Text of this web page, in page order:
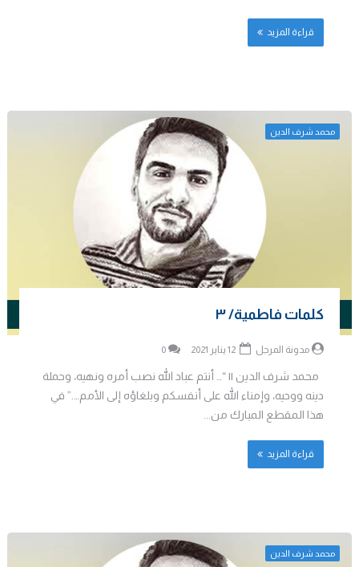
قراءة المزيد
محمد شرف الدين
كلمات فاطمية/ ٣
مدونة المرجل 0
محمد شرف الدين || “… أنتم عباد الله نصب أمره ونهيه، وحملة
دينه ووحيه، وإمناء الله على أنفسكم وبلغاؤه إلى الأمم….” في
هذا المقطع المبارك من...
قراءة المزيد
محمد شرف الدين